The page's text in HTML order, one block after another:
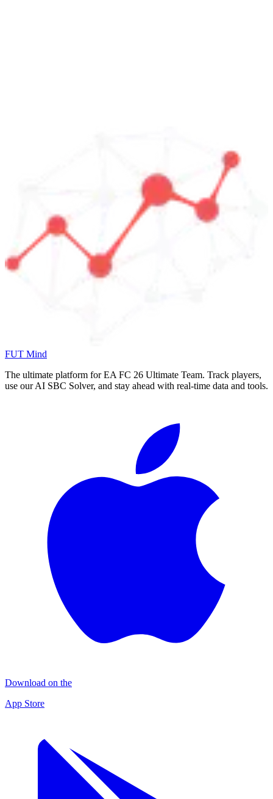
FUT Mind
The ultimate platform for EA FC 26 Ultimate Team. Track players,
use our AI SBC Solver, and stay ahead with real-time data and tools.
Download on the
App Store